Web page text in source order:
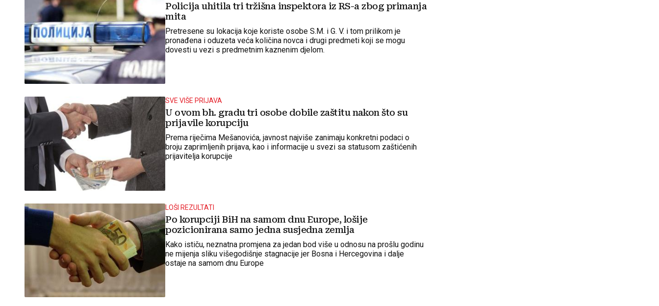
Policija uhitila tri tržišna inspektora iz RS-a zbog primanja
mita
Pretresene su lokacija koje koriste osobe S.M. i G. V. i tom prilikom je
pronađena i oduzeta veća količina novca i drugi predmeti koji se mogu
dovesti u vezi s predmetnim kaznenim djelom.
SVE VIŠE PRIJAVA
U ovom bh. gradu tri osobe dobile zaštitu nakon što su
prijavile korupciju
Prema riječima Mešanovića, javnost najviše zanimaju konkretni podaci o
broju zaprimljenih prijava, kao i informacije u svezi sa statusom zaštićenih
prijavitelja korupcije
LOŠI REZULTATI
Po korupciji BiH na samom dnu Europe, lošije
pozicionirana samo jedna susjedna zemlja
Kako ističu, neznatna promjena za jedan bod više u odnosu na prošlu godinu
ne mijenja sliku višegodišnje stagnacije jer Bosna i Hercegovina i dalje
ostaje na samom dnu Europe